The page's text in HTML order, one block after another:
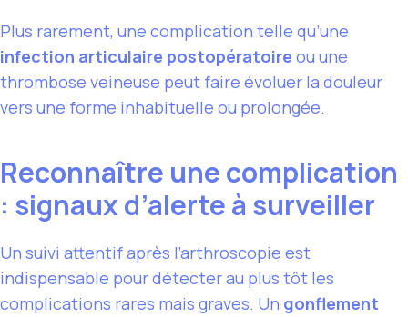
Plus rarement, une complication telle qu’une
infection articulaire postopératoire ou une
thrombose veineuse peut faire évoluer la douleur
vers une forme inhabituelle ou prolongée.
Reconnaître une complication
: signaux d’alerte à surveiller
Un suivi attentif après l’arthroscopie est
indispensable pour détecter au plus tôt les
complications rares mais graves. Un gonflement